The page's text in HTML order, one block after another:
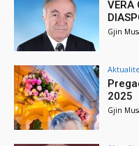
VERA
Gjin
2025
Gjin